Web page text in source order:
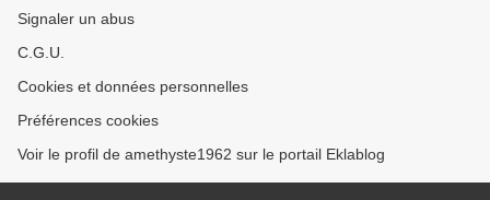
Signaler un abus
C.G.U.
Cookies et données personnelles
Préférences cookies
Voir le profil de amethyste1962 sur le portail Eklablog